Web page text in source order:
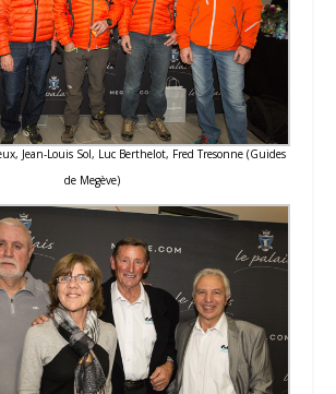
Jean-Louis Sol, Luc Berthelot, Fred Tresonne (Guides
de Megève)